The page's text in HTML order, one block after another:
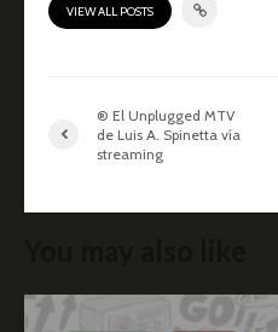
VIEW ALL POSTS
® El Unplugged MTV
de Luis A. Spinetta vía
streaming